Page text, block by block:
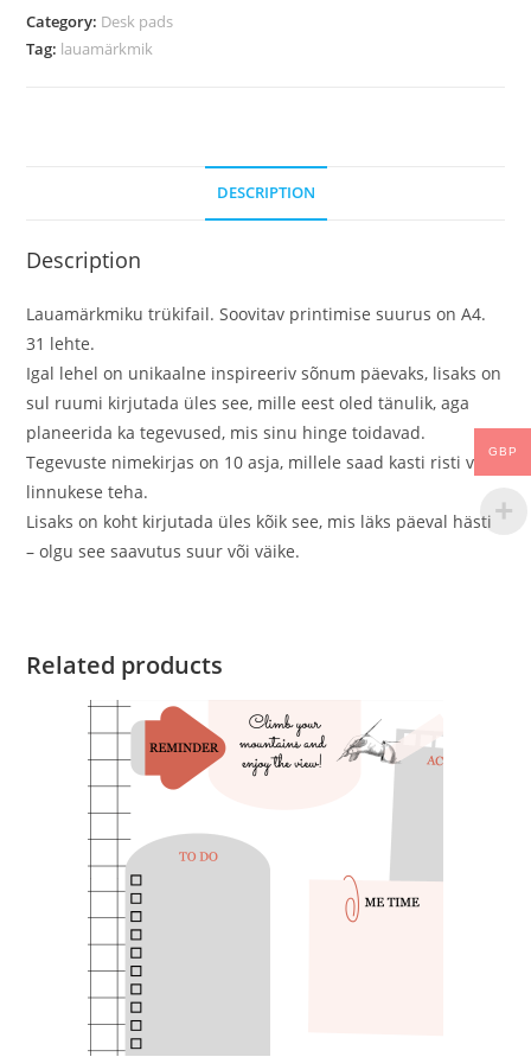
Category: Desk pads
Tag: lauamärkmik
DESCRIPTION
Description
Lauamärkmiku trükifail. Soovitav printimise suurus on A4.
31 lehte.
Igal lehel on unikaalne inspireeriv sõnum päevaks, lisaks on
sul ruumi kirjutada üles see, mille eest oled tänulik, aga
planeerida ka tegevused, mis sinu hinge toidavad.
Tegevuste nimekirjas on 10 asja, millele saad kasti risti või
linnukese teha.
Lisaks on koht kirjutada üles kõik see, mis läks päeval hästi
– olgu see saavutus suur või väike.
Related products
GBP